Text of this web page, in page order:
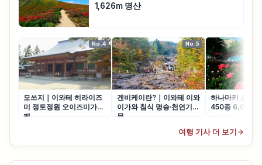
1,626m 명산
No.4
모쓰지｜이와테 히라이즈
미 정토정원 오이즈미가이
케
No.5
겐비케이란?｜이와테 이와
이가와 침식 명승·천연기념
물
하나마키 온천
450종 6,000그
여행 기사 더 보기 →